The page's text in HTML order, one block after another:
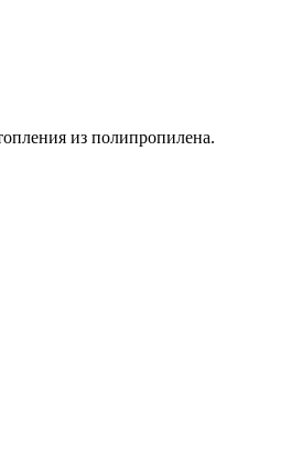
из полипропилена.